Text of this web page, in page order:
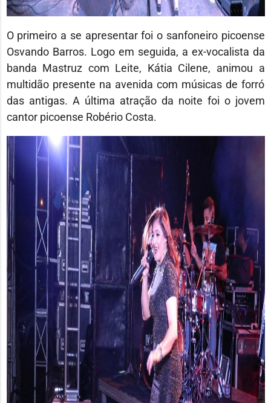
O primeiro a se apresentar foi o sanfoneiro picoense
Osvando Barros. Logo em seguida, a ex-vocalista da
banda Mastruz com Leite, Kátia Cilene, animou a
multidão presente na avenida com músicas de forró
das antigas. A última atração da noite foi o jovem
cantor picoense Robério Costa.